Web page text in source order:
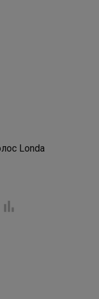
Londa